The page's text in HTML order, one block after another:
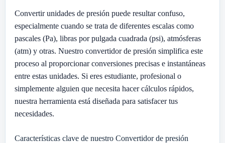
Convertir unidades de presión puede resultar confuso,
especialmente cuando se trata de diferentes escalas como
pascales (Pa), libras por pulgada cuadrada (psi), atmósferas
(atm) y otras. Nuestro convertidor de presión simplifica este
proceso al proporcionar conversiones precisas e instantáneas
entre estas unidades. Si eres estudiante, profesional o
simplemente alguien que necesita hacer cálculos rápidos,
nuestra herramienta está diseñada para satisfacer tus
necesidades.
Características clave de nuestro Convertidor de presión